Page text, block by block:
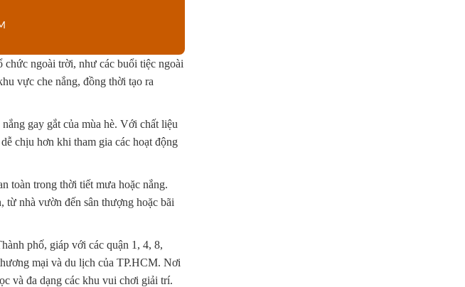
chức ngoài trời, như các buổi tiệc ngoài
vực che nắng, đồng thời tạo ra
gay gắt của mùa hè. Với chất liệu
chịu hơn khi tham gia các hoạt động
toàn trong thời tiết mưa hoặc nắng.
nhà vườn đến sân thượng hoặc bãi
phố, giáp với các quận 1, 4, 8,
mại và du lịch của TP.HCM. Nơi
và đa dạng các khu vui chơi giải trí.